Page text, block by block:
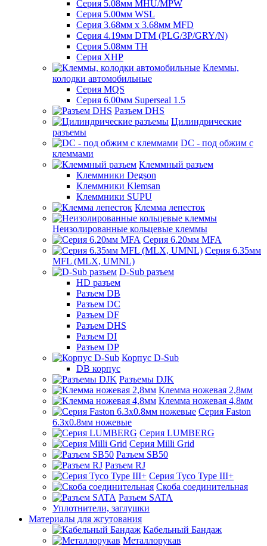
Серия 5.08мм MHU/MPW
Серия 5.00мм WSL
Серия 3.68мм х 3.68мм MFD
Серия 4.19мм DTM (PLG/3P/GRY/N)
Серия 5.08мм TH
Серия XHP
Клеммы,
колодки автомобильные
Серия MQS
Серия 6.00мм Superseal 1.5
Разъем DHS
Цилиндрические
разъемы
DC - под обжим с
клеммами
Клеммный разъем
Клеммники Degson
Клеммники Klemsan
Клеммники SUPU
Клемма лепесток
Неизолированные кольцевые клеммы
Серия 6.20мм MFA
Серия 6.35мм
MFL (MLX, UMNL)
D-Sub разъем
HD разъем
Разъем DB
Разъем DC
Разъем DF
Разъем DHS
Разъем DI
Разъем DP
Корпус D-Sub
DB корпус
Разъемы DJK
Клемма ножевая 2,8мм
Клемма ножевая 4,8мм
Серия Faston
6.3х0.8мм ножевые
Серия LUMBERG
Серия Milli Grid
Разъем SB50
Разъем RJ
Серия Tyco Type III+
Скоба соединительная
Разъем SATA
Уплотнители, заглушки
Материалы для жгутования
Кабельный Бандаж
Металлорукав